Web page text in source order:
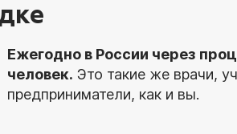
Ежегодно в России через
человек. Это такие же врачи,
предприниматели, как и вы.